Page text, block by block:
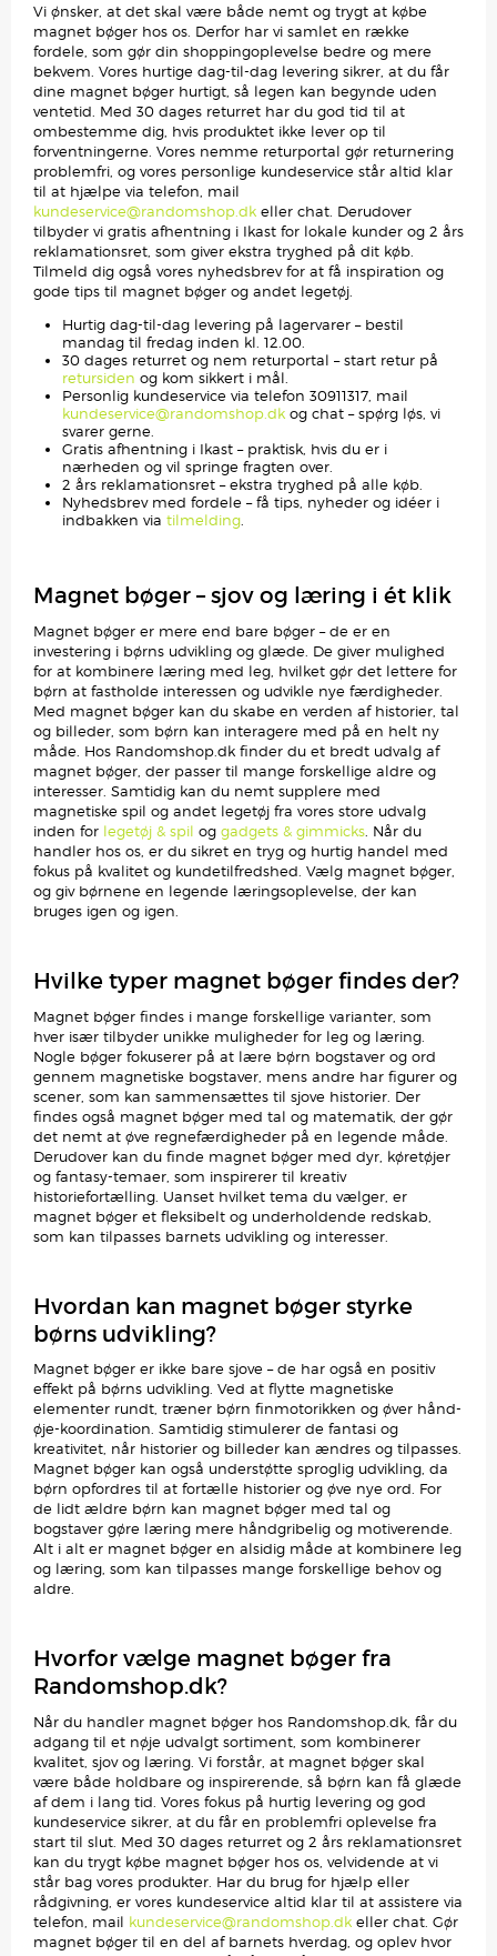
Vi ønsker, at det skal være både nemt og trygt at købe
magnet bøger hos os. Derfor har vi samlet en række
fordele, som gør din shoppingoplevelse bedre og mere
bekvem. Vores hurtige dag-til-dag levering sikrer, at du får
dine magnet bøger hurtigt, så legen kan begynde uden
ventetid. Med 30 dages returret har du god tid til at
ombestemme dig, hvis produktet ikke lever op til
forventningerne. Vores nemme returportal gør returnering
problemfri, og vores personlige kundeservice står altid klar
til at hjælpe via telefon, mail
kundeservice@randomshop.dk eller chat. Derudover
tilbyder vi gratis afhentning i Ikast for lokale kunder og 2 års
reklamationsret, som giver ekstra tryghed på dit køb.
Tilmeld dig også vores nyhedsbrev for at få inspiration og
gode tips til magnet bøger og andet legetøj.
Hurtig dag-til-dag levering på lagervarer – bestil
mandag til fredag inden kl. 12.00.
30 dages returret og nem returportal – start retur på
retursiden og kom sikkert i mål.
Personlig kundeservice via telefon 30911317, mail
kundeservice@randomshop.dk og chat – spørg løs, vi
svarer gerne.
Gratis afhentning i Ikast – praktisk, hvis du er i
nærheden og vil springe fragten over.
2 års reklamationsret – ekstra tryghed på alle køb.
Nyhedsbrev med fordele – få tips, nyheder og idéer i
indbakken via tilmelding
Magnet bøger – sjov og læring i ét klik
Magnet bøger er mere end bare bøger – de er en
investering i børns udvikling og glæde. De giver mulighed
for at kombinere læring med leg, hvilket gør det lettere for
børn at fastholde interessen og udvikle nye færdigheder.
Med magnet bøger kan du skabe en verden af historier, tal
og billeder, som børn kan interagere med på en helt ny
måde. Hos Randomshop.dk finder du et bredt udvalg af
magnet bøger, der passer til mange forskellige aldre og
interesser. Samtidig kan du nemt supplere med
magnetiske spil og andet legetøj fra vores store udvalg
inden for legetøj & spil og gadgets & gimmicks . Når du
handler hos os, er du sikret en tryg og hurtig handel med
fokus på kvalitet og kundetilfredshed. Vælg magnet bøger,
og giv børnene en legende læringsoplevelse, der kan
bruges igen og igen.
Hvilke typer magnet bøger findes der?
Magnet bøger findes i mange forskellige varianter, som
hver især tilbyder unikke muligheder for leg og læring.
Nogle bøger fokuserer på at lære børn bogstaver og ord
gennem magnetiske bogstaver, mens andre har figurer og
scener, som kan sammensættes til sjove historier. Der
findes også magnet bøger med tal og matematik, der gør
det nemt at øve regnefærdigheder på en legende måde.
Derudover kan du finde magnet bøger med dyr, køretøjer
og fantasy-temaer, som inspirerer til kreativ
historiefortælling. Uanset hvilket tema du vælger, er
magnet bøger et fleksibelt og underholdende redskab,
som kan tilpasses barnets udvikling og interesser.
Hvordan kan magnet bøger styrke
børns udvikling?
Magnet bøger er ikke bare sjove – de har også en positiv
effekt på børns udvikling. Ved at flytte magnetiske
elementer rundt, træner børn finmotorikken og øver hånd-
øje-koordination. Samtidig stimulerer de fantasi og
kreativitet, når historier og billeder kan ændres og tilpasses.
Magnet bøger kan også understøtte sproglig udvikling, da
børn opfordres til at fortælle historier og øve nye ord. For
de lidt ældre børn kan magnet bøger med tal og
bogstaver gøre læring mere håndgribelig og motiverende.
Alt i alt er magnet bøger en alsidig måde at kombinere leg
og læring, som kan tilpasses mange forskellige behov og
aldre.
Hvorfor vælge magnet bøger fra
Randomshop.dk?
Når du handler magnet bøger hos Randomshop.dk, får du
adgang til et nøje udvalgt sortiment, som kombinerer
kvalitet, sjov og læring. Vi forstår, at magnet bøger skal
være både holdbare og inspirerende, så børn kan få glæde
af dem i lang tid. Vores fokus på hurtig levering og god
kundeservice sikrer, at du får en problemfri oplevelse fra
start til slut. Med 30 dages returret og 2 års reklamationsret
kan du trygt købe magnet bøger hos os, velvidende at vi
står bag vores produkter. Har du brug for hjælp eller
rådgivning, er vores kundeservice altid klar til at assistere via
telefon, mail kundeservice@randomshop.dk eller chat. Gør
magnet bøger til en del af barnets hverdag, og oplev hvor